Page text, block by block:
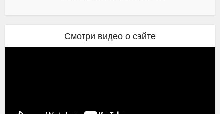
Смотри видео о сайте